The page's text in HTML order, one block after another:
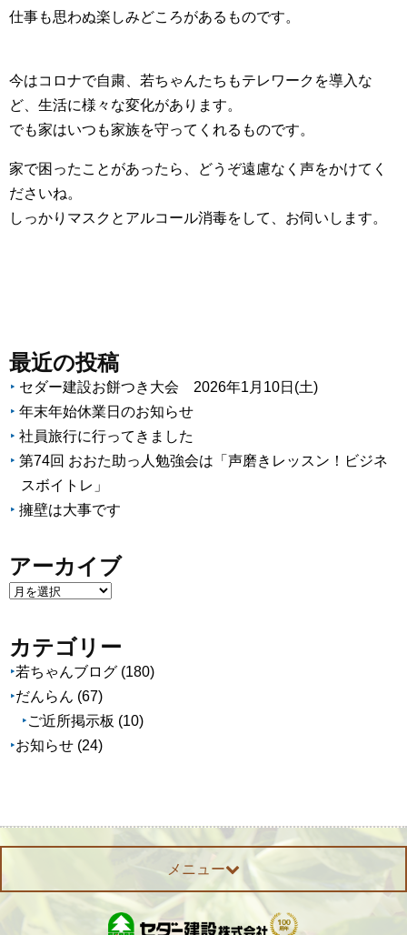
仕事も思わぬ楽しみどころがあるものです。
今はコロナで自粛、若ちゃんたちもテレワークを導入な
ど、生活に様々な変化があります。
でも家はいつも家族を守ってくれるものです。
家で困ったことがあったら、どうぞ遠慮なく声をかけてく
ださいね。
しっかりマスクとアルコール消毒をして、お伺いします。
最近の投稿
セダー建設お餅つき大会 2026年1月10日(土)
年末年始休業日のお知らせ
社員旅行に行ってきました
第74回 おおた助っ人勉強会は「声磨きレッスン！ビジネ
スボイトレ」
擁壁は大事です
アーカイブ
ア
カ
イ
ブ
カテゴリー
若ちゃんブログ (180)
だんらん (67)
ご近所掲示板 (10)
お知らせ (24)
メニュー